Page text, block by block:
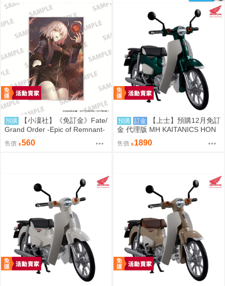
預購
【小凜社】《免訂金》Fate/
Grand Order -Epic of Remnant-
貞德 阿爾托莉雅 壓克力板
售價 560
預購 訂金
【上士】預購12月免訂
金 代理版 MH KAITANICS HON
DA Super Cub 110 綠金屬色 091
4
售價 1890